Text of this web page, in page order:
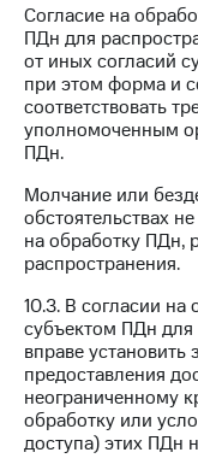
Согласие на
ПДн для
от иных согласий
при этом форма и
соответствовать
уполномоченным
ПДн.
Молчание или
обстоятельствах
на обработку ПДн,
распространения.
10.3. В согласии
субъектом ПДн для
вправе
предоставления
неограниченному
обработку или
доступа) этих ПДн